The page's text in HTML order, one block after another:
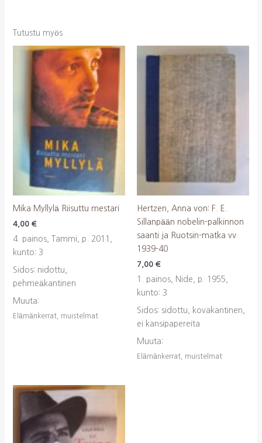
Tutustu myös
Mika Myllylä Riisuttu mestari
4,00 €
4. painos, Tammi, p. 2011,
kunto: 3
Sidos: nidottu,
pehmeäkantinen
Muuta:
Elämänkerrat, muistelmat
Hertzen, Anna von: F. E.
Sillanpään nobelin-palkinnon
saanti ja Ruotsin-matka vv
1939-40
7,00 €
1. painos, Nide, p. 1955,
kunto: 3
Sidos: sidottu, kovakantinen,
ei kansipapereita
Muuta:
Elämänkerrat, muistelmat